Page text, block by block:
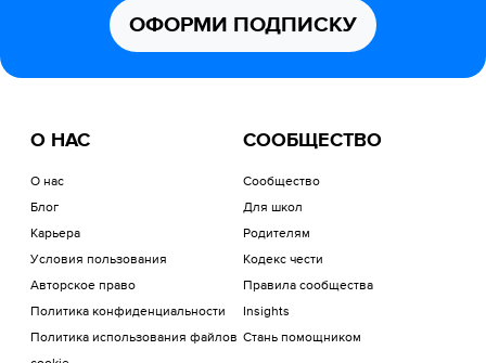
ОФОРМИ ПОДПИСКУ
О НАС
О нас
Блог
Карьера
Условия пользования
Авторское право
Политика конфиденциальности
Политика использования файлов
СООБЩЕСТВО
Сообщество
Для школ
Родителям
Кодекс чести
Правила сообщества
Insights
Стань помощником